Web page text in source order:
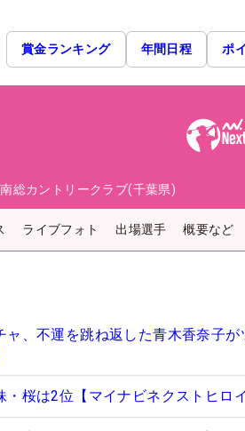
賞金ランキング 年間日程 ポ
南総カントリークラブ(千葉県)
ライブフォト 出場選手 概要など
、不運を跳ね返した青木香奈子が
桜は2位【マイナビネクストヒロイ